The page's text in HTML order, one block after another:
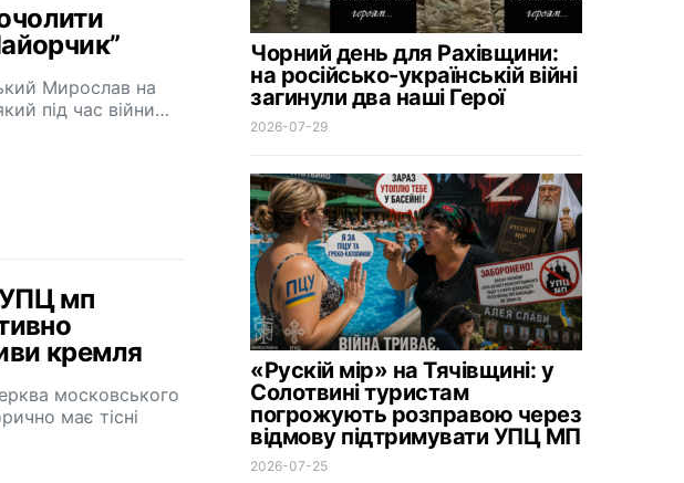
Мирослав на
під час війни…
УПЦ мп
кремля
московського
має тісні
Чорний день для Рахівщини:
на російсько-українській війні
загинули два наші Герої
2026-07-29
«Рускій мір» на Тячівщині: у
Солотвині туристам
погрожують розправою через
відмову підтримувати УПЦ МП
2026-07-25